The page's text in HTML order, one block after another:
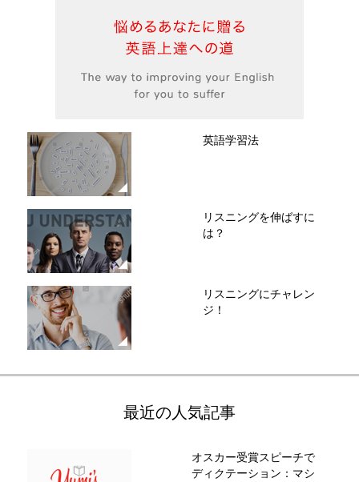
英語学習法
リスニングを伸ばすに
は？
リスニングにチャレン
ジ！
最近の人気記事
オスカー受賞スピーチで
ディクテーション：マシ